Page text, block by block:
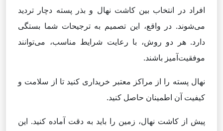
افراد در انتخاب بین کاشت نهال و بذر پسته دچار تردید
می‌شوند. در واقع، این تصمیم به ترجیحات شما بستگی
دارد. هر دو روش، با رعایت شرایط مناسب، می‌توانند
موفقیت‌آمیز باشند.
نهال پسته را از مراکز معتبر خریداری کنید تا از سلامت و
کیفیت آن اطمینان حاصل کنید.
پیش از کاشت نهال، زمین را باید به دقت آماده کنید. این